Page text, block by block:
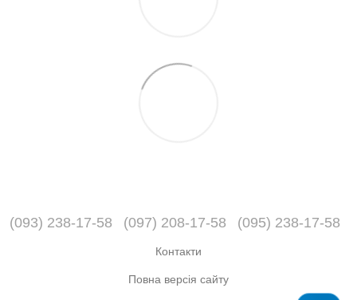
(093) 238-17-58 (097) 208-17-58 (095) 238-17-58
Контакти
Повна версія сайту